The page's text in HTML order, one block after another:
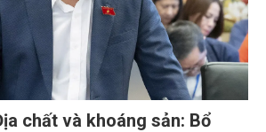
chất và khoáng sản: Bổ